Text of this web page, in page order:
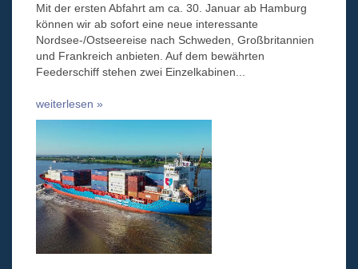
Mit der ersten Abfahrt am ca. 30. Januar ab Hamburg
können wir ab sofort eine neue interessante
Nordsee-/Ostseereise nach Schweden, Großbritannien
und Frankreich anbieten. Auf dem bewährten
Feederschiff stehen zwei Einzelkabinen...
weiterlesen »